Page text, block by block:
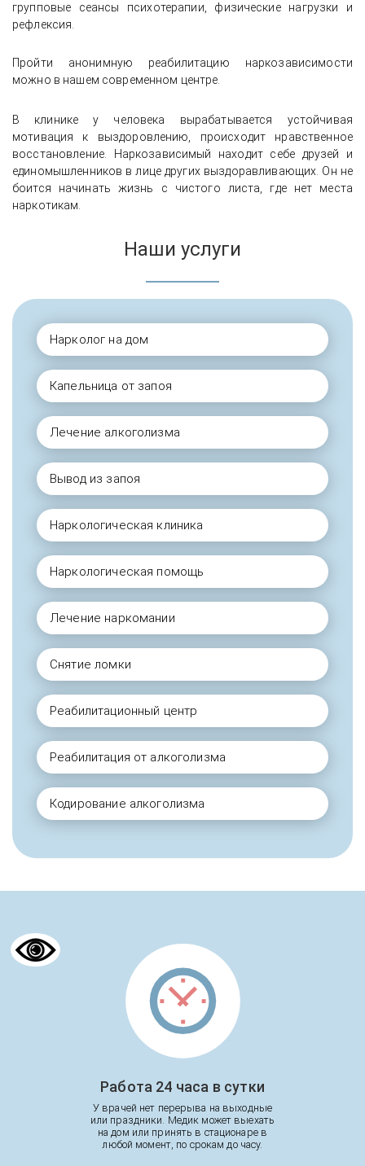
Отзыв о лечении депрессивного
состояния, нормализации сна и
восстановлении энергии
История восстановления после
зависимости в реабилитационном
центре и амбулаторной
психологической помощи для семьи
групповые сеансы психотерапии, физические нагрузки и
рефлексия.
Пройти анонимную реабилитацию наркозависимости
можно в нашем современном центре.
В клинике у человека вырабатывается устойчивая
мотивация к выздоровлению, происходит нравственное
восстановление. Наркозависимый находит себе друзей и
единомышленников в лице других выздоравливающих. Он не
боится начинать жизнь с чистого листа, где нет места
наркотикам.
Наши услуги
Нарколог на дом
Капельница от запоя
Лечение алкоголизма
Вывод из запоя
Наркологическая клиника
Наркологическая помощь
Лечение наркомании
Снятие ломки
Реабилитационный центр
Реабилитация от алкоголизма
Кодирование алкоголизма
Работа 24 часа в сутки
У врачей нет перерыва на выходные
или праздники. Медик может выехать
на дом или принять в стационаре в
любой момент, по срокам до часу.